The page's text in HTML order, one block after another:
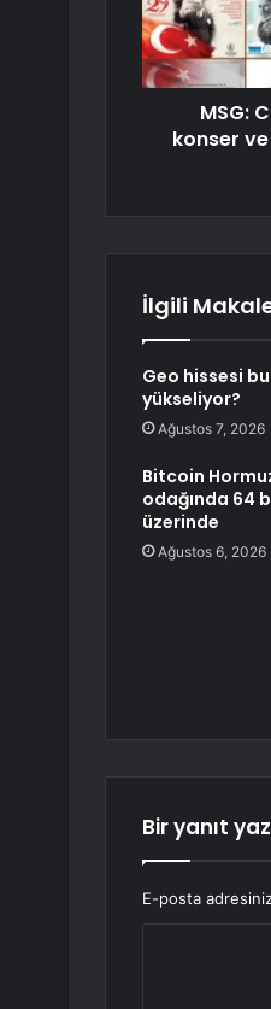
MSG:
konser
İlgili
Geo hissesi
yükseliyor?
Ağustos 7, 2026
Bitcoin
odağında 64
üzerinde
Ağustos 6, 2026
Bir yanıt
E-posta